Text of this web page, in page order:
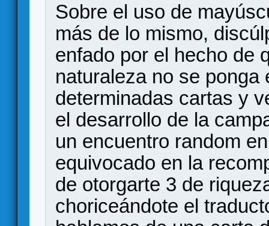
Sobre el uso de
más de lo mismo,
enfado por el hecho de
naturaleza no se ponga
determinadas cartas y
el desarrollo de la
un encuentro random
equivocado en la
de otorgarte 3 de
choriceándote el